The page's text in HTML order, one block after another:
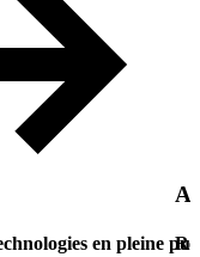
en pleine